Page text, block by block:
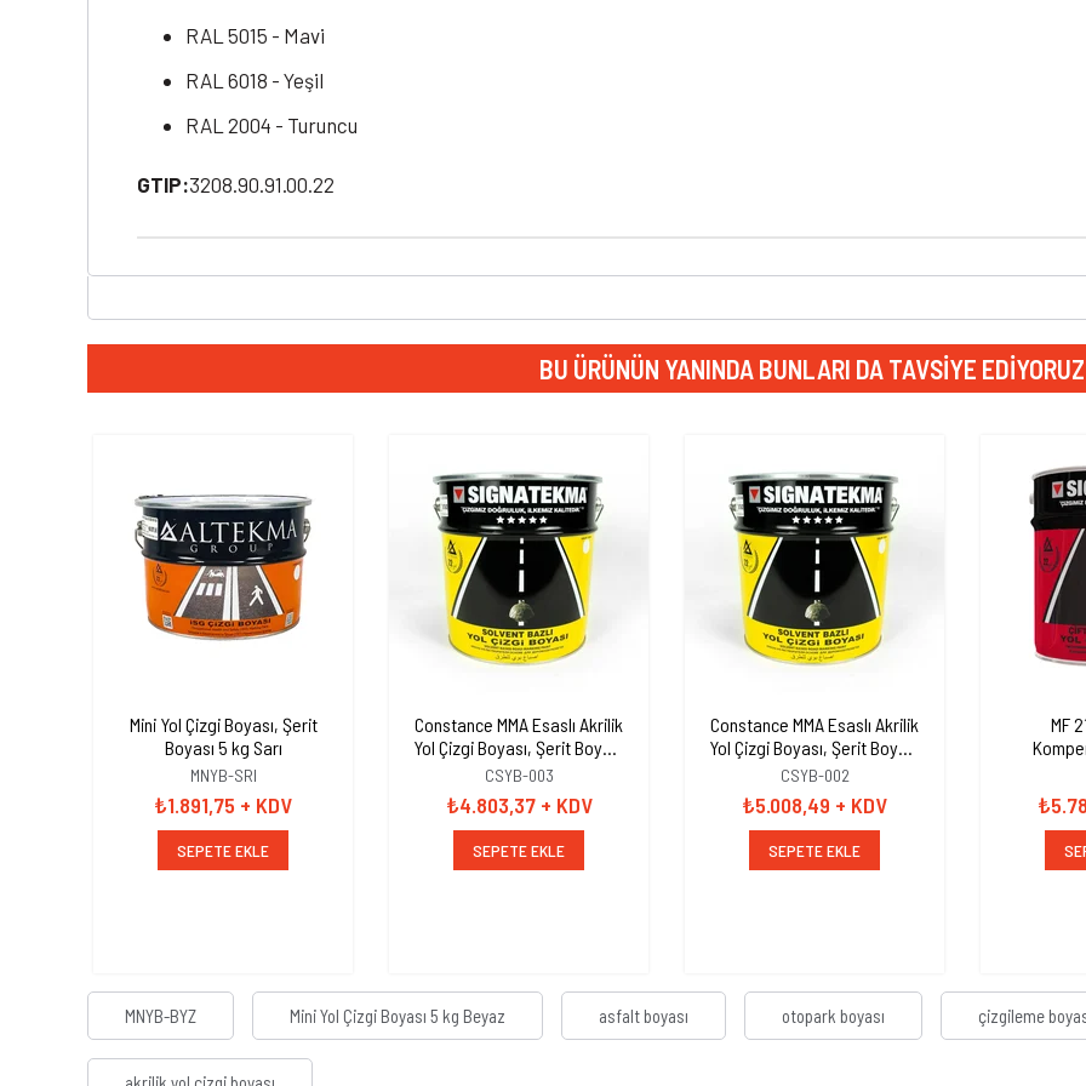
RAL 5015 - Mavi
RAL 6018 - Yeşil
RAL 2004 - Turuncu
GTIP:3208.90.91.00.22
BU ÜRÜNÜN YANINDA BUNLARI DA TAVSIYE
Mini Yol Çizgi Boyası, Şerit
Boyası 5 kg Sarı
MNYB-SRI
₺1.891,75 + KDV
SEPETE EKLE
Constance MMA Esaslı Akrilik
Yol Çizgi Boyası, Şerit Boyası
25 kg Siyah
CSYB-003
₺4.803,37 + KDV
SEPETE EKLE
Constance MMA Esaslı Akrilik
Yol Çizgi Boyası, Şerit Boyası
25 kg Beyaz
CSYB-002
₺5.008,49 + KDV
SEPETE EKLE
MF
MNYB-BYZ Mini Yol Çizgi Boyası 5 kg Beyaz asfalt boyası otopark boyası çizgileme